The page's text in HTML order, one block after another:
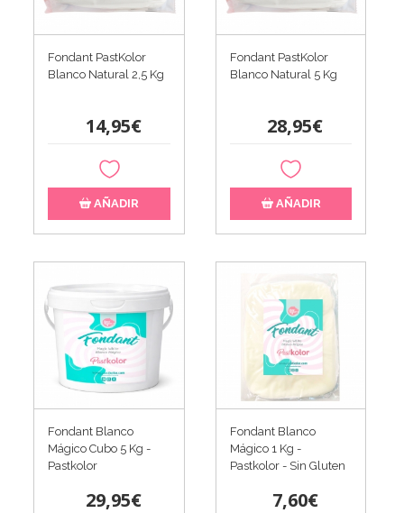
Fondant PastKolor
Blanco Natural 2,5 Kg
14,95€
AÑADIR
Fondant PastKolor
Blanco Natural 5 Kg
28,95€
AÑADIR
Fondant Blanco
Mágico Cubo 5 Kg -
Pastkolor
29,95€
Fondant Blanco
Mágico 1 Kg -
Pastkolor - Sin Gluten
7,60€